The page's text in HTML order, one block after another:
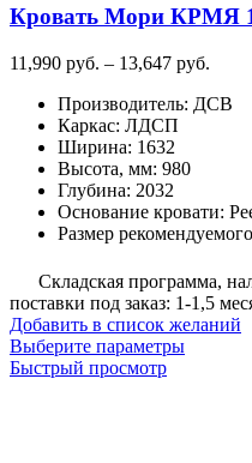
Кровать Мори КРМЯ
11,990 руб. – 13,647 руб.
11,990
Производитель: ДСВ
Каркас: ЛДСП
Ширина: 1632
Высота, мм: 980
Глубина: 2032
Основание кровати:
Размер
Складская программа,
поставки под заказ: 1-1,5
Добавить в список желаний
Выберите параметрыЭтот
Быстрый просмотр